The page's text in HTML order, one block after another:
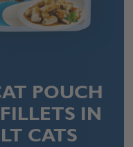
POUCH
IN
CATS